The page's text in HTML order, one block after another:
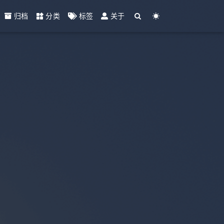
归档 分类 标签 关于